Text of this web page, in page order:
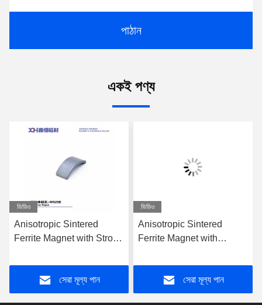
পাঠান
একই পণ্য
ভিডিও
Anisotropic Sintered
Ferrite Magnet with Strong
Anisotropy and High
Relative Density for Fan
Motors
সেরা মূল্য পান
ভিডিও
Anisotropic Sintered
Ferrite Magnet with
Strontium Powder for Fan
Motors Packed 370pcs
Per Carton
সেরা মূল্য পান